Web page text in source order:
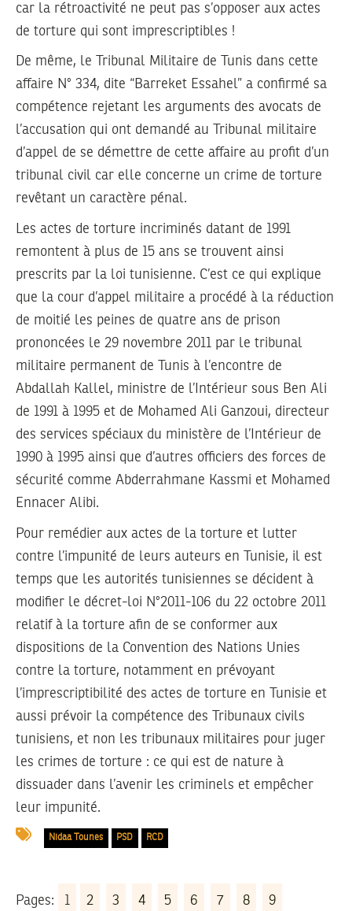
car la rétroactivité ne peut pas s’opposer aux actes
de torture qui sont imprescriptibles !
De même, le Tribunal Militaire de Tunis dans cette
affaire N° 334, dite “Barreket Essahel” a confirmé sa
compétence rejetant les arguments des avocats de
l’accusation qui ont demandé au Tribunal militaire
d’appel de se démettre de cette affaire au profit d’un
tribunal civil car elle concerne un crime de torture
revêtant un caractère pénal.
Les actes de torture incriminés datant de 1991
remontent à plus de 15 ans se trouvent ainsi
prescrits par la loi tunisienne. C’est ce qui explique
que la cour d’appel militaire a procédé à la réduction
de moitié les peines de quatre ans de prison
prononcées le 29 novembre 2011 par le tribunal
militaire permanent de Tunis à l’encontre de
Abdallah Kallel, ministre de l’Intérieur sous Ben Ali
de 1991 à 1995 et de Mohamed Ali Ganzoui, directeur
des services spéciaux du ministère de l’Intérieur de
1990 à 1995 ainsi que d’autres officiers des forces de
sécurité comme Abderrahmane Kassmi et Mohamed
Ennacer Alibi.
Pour remédier aux actes de la torture et lutter
contre l’impunité de leurs auteurs en Tunisie, il est
temps que les autorités tunisiennes se décident à
modifier le décret-loi N°2011-106 du 22 octobre 2011
relatif à la torture afin de se conformer aux
dispositions de la Convention des Nations Unies
contre la torture, notamment en prévoyant
l’imprescriptibilité des actes de torture en Tunisie et
aussi prévoir la compétence des Tribunaux civils
tunisiens, et non les tribunaux militaires pour juger
les crimes de torture : ce qui est de nature à
dissuader dans l’avenir les criminels et empêcher
leur impunité.
Nidaa Tounes PSD RCD
Pages: 1 2 3 4 5 6 7 8 9